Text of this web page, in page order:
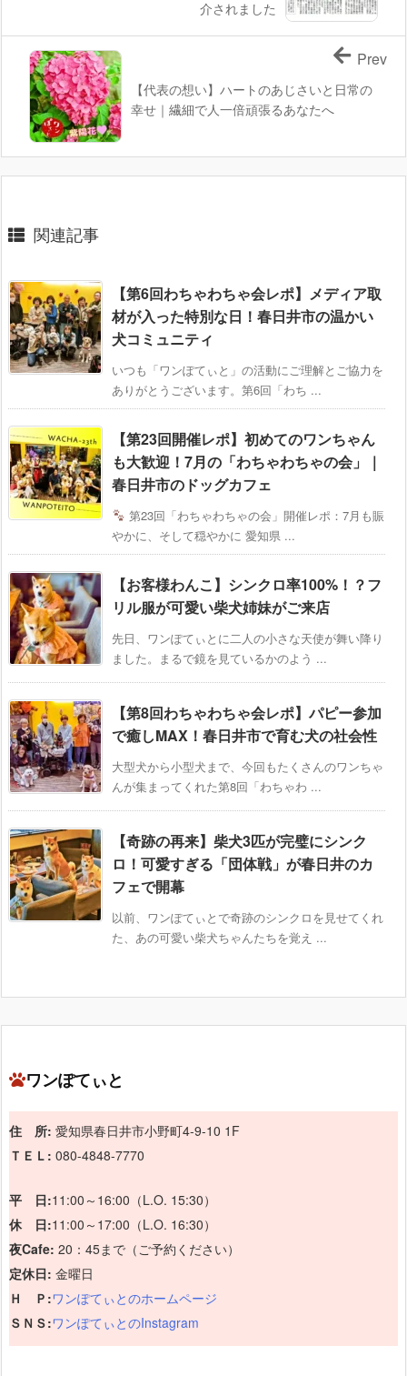
介されました
【代表の想い】ハートのあじさいと日常の
幸せ｜繊細で人一倍頑張るあなたへ
Prev
関連記事
【第6回わちゃわちゃ会レポ】メディア取
材が入った特別な日！春日井市の温かい
犬コミュニティ
いつも「ワンぽてぃと」の活動にご理解とご協力を
ありがとうございます。第6回「わち ...
【第23回開催レポ】初めてのワンちゃん
も大歓迎！7月の「わちゃわちゃの会」｜
春日井市のドッグカフェ
第23回「わちゃわちゃの会」開催レポ：7月も賑
やかに、そして穏やかに 愛知県 ...
【お客様わんこ】シンクロ率100%！？フ
リル服が可愛い柴犬姉妹がご来店
先日、ワンぽてぃとに二人の小さな天使が舞い降り
ました。まるで鏡を見ているかのよう ...
【第8回わちゃわちゃ会レポ】パピー参加
で癒しMAX！春日井市で育む犬の社会性
大型犬から小型犬まで、今回もたくさんのワンちゃ
んが集まってくれた第8回「わちゃわ ...
【奇跡の再来】柴犬3匹が完璧にシンク
ロ！可愛すぎる「団体戦」が春日井のカ
フェで開幕
以前、ワンぽてぃとで奇跡のシンクロを見せてくれ
た、あの可愛い柴犬ちゃんたちを覚え ...
ワンぽてぃと
住 所: 愛知県春日井市小野町4-9-10 1F
ＴＥＬ: 080-4848-7770
平 日:11:00～16:00（L.O. 15:30）
休 日:11:00～17:00（L.O. 16:30）
夜Cafe: 20：45まで（ご予約ください）
定休日: 金曜日
Ｈ Ｐ:ワンぽてぃとのホームページ
ＳＮＳ:ワンぽてぃとのInstagram